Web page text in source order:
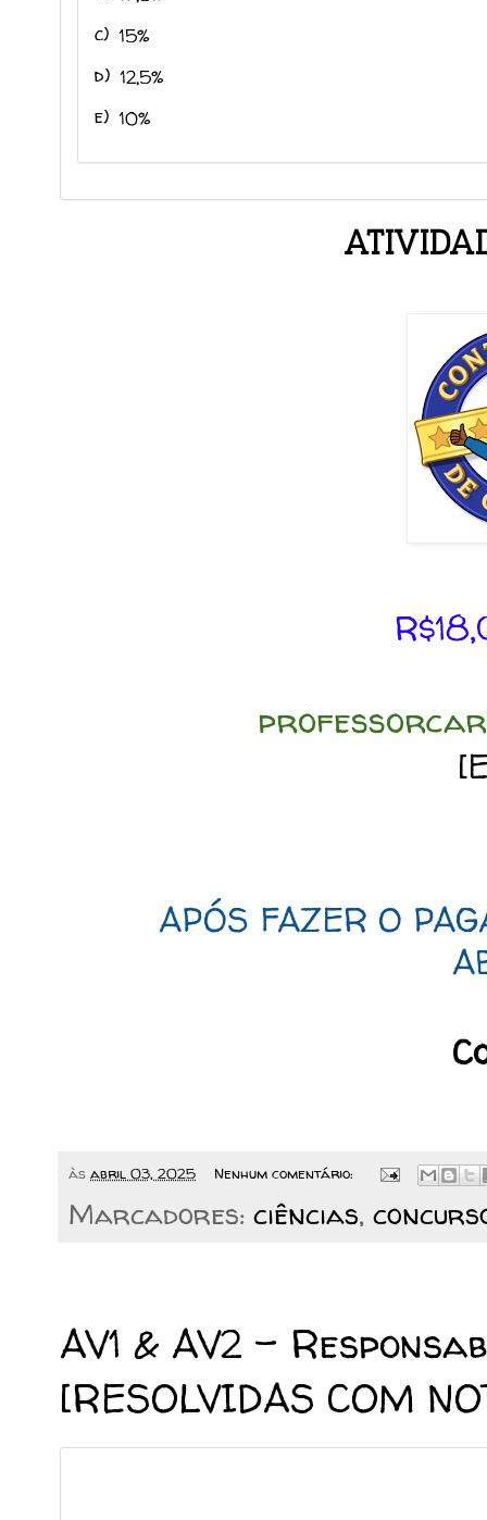
c) 15%
d) 12,5%
e) 10%
APÓS FAZER O
às abril 03, 2025 Nenhum comentário:
Marcadores: ciências,
AV1 & AV2 -
[RESOLVIDAS COM